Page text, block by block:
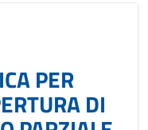
PER
DI